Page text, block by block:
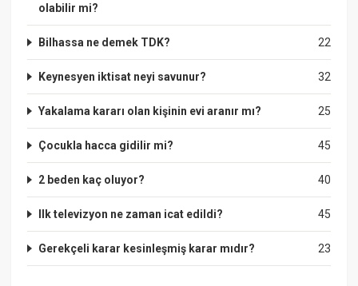
olabilir mi?
22
Bilhassa ne demek TDK?
32
Keynesyen iktisat neyi savunur?
25
Yakalama kararı olan kişinin evi aranır mı?
45
Çocukla hacca gidilir mi?
40
2 beden kaç oluyor?
45
Ilk televizyon ne zaman icat edildi?
23
Gerekçeli karar kesinleşmiş karar mıdır?